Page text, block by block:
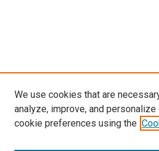
We use cookies that are
analyze, improve, and
cookie preferences using the